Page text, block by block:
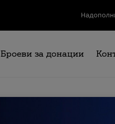
Броеви за донации